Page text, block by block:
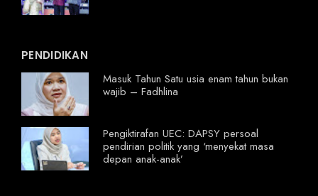
PENDIDIKAN
Masuk Tahun Satu usia enam tahun bukan
wajib – Fadhlina
Pengiktirafan UEC: DAPSY persoal
pendirian politik yang ‘menyekat masa
depan anak-anak’